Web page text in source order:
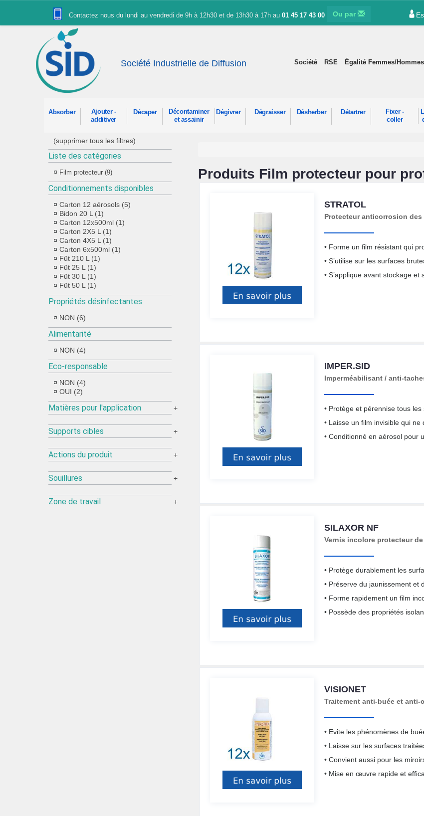
Contactez nous du lundi au vendredi de 9h à 12h30 et de 13h30 à 17h au 01 45 17 43 00 Ou par
Société Industrielle de Diffusion Société RSE Égalité Femmes/Hommes
Absorber
Ajouter -
additiver
Décaper
Décontaminer
et assainir
Dégivrer Dégraisser Désherber Détartrer
Fixer -
coller
(supprimer tous les filtres)
Liste des catégories
Film protecteur (9)
Conditionnements disponibles
Carton 12 aérosols (5)
Bidon 20 L (1)
Carton 12x500ml (1)
Carton 2X5 L (1)
Carton 4X5 L (1)
Carton 6x500ml (1)
Fût 210 L (1)
Fût 25 L (1)
Fût 30 L (1)
Fût 50 L (1)
Propriétés désinfectantes
NON (6)
Alimentarité
NON (4)
Eco-responsable
NON (4)
OUI (2)
Matières pour l'application +
Supports cibles +
Actions du produit +
Souillures +
Zone de travail +
Produits Film protecteur pour
STRATOL
Protecteur anticorrosion
• Forme un film résistant qui
• S’utilise sur les surfaces
• S’applique avant stockage et
IMPER.SID
Imperméabilisant / anti-
• Protège et pérennise tous
• Laisse un film invisible qui
• Conditionné en aérosol pour
SILAXOR NF
Vernis incolore protecteur
• Protège durablement les
• Préserve du jaunissement et
• Forme rapidement un film
• Possède des propriétés
VISIONET
Traitement anti-buée et
• Evite les phénomènes de
• Laisse sur les surfaces
• Convient aussi pour les
• Mise en œuvre rapide et